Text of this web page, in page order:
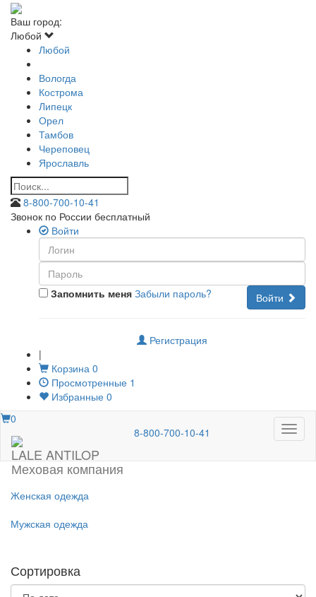
Ваш город:
Любой
Любой
Вологда
Кострома
Липецк
Орел
Тамбов
Череповец
Ярославль
8-800-700-10-41
Звонок по России бесплатный
Войти
Запомнить меня Войти
Забыли пароль?
Регистрация
|
Корзина 0
Просмотренные 1
Избранные 0
Меню
0
LALE ANTILOP
Меховая компания
8-800-700-10-41
Женская одежда
Мужская одежда
Сортировка